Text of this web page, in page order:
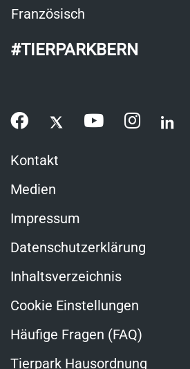
Französisch
#TIERPARKBERN
Kontakt
Medien
Impressum
Datenschutzerklärung
Inhaltsverzeichnis
Cookie Einstellungen
Häufige Fragen (FAQ)
Tierpark Hausordnung